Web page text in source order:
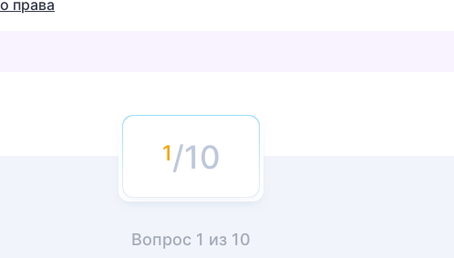
права
/10
Вопрос 1 из 10